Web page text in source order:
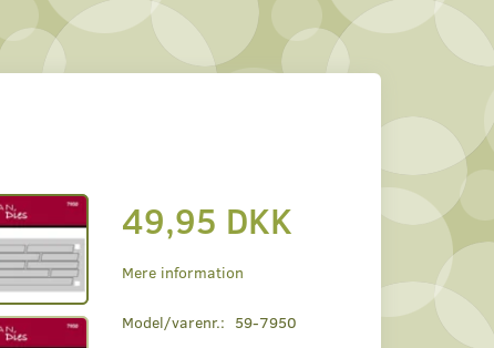
49,95 DKK
Mere information
Model/varenr.: 59-7950